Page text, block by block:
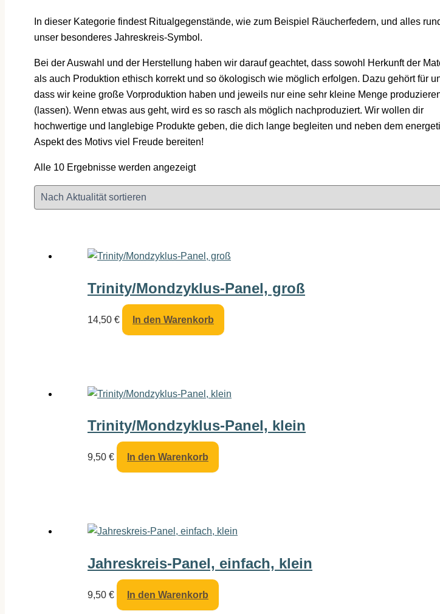
In dieser Kategorie findest Ritualgegenstände, wie zum Beispiel Räucherfedern, und alles
unser besonderes Jahreskreis-Symbol.
Bei der Auswahl und der Herstellung haben wir darauf geachtet, dass sowohl Herkunft der
als auch Produktion ethisch korrekt und so ökologisch wie möglich erfolgen. Dazu gehört für
dass wir keine große Vorproduktion haben und jeweils nur eine sehr kleine Menge
(lassen). Wenn etwas aus geht, wird es so rasch als möglich nachproduziert. Wir wollen dir
hochwertige und langlebige Produkte geben, die dich lange begleiten und neben dem
Aspekt des Motivs viel Freude bereiten!
Alle 10 Ergebnisse werden angezeigtNach
Trinity/Mondzyklus-Panel, groß
14,50 € In den Warenkorb
Trinity/Mondzyklus-Panel, klein
9,50 € In den Warenkorb
Jahreskreis-Panel, einfach, klein
9,50 € In den Warenkorb